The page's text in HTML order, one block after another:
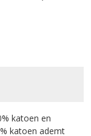
katoen en
katoen ademt